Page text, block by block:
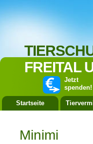
FREITAL
Jetzt
spenden!
Startseite
Minimi